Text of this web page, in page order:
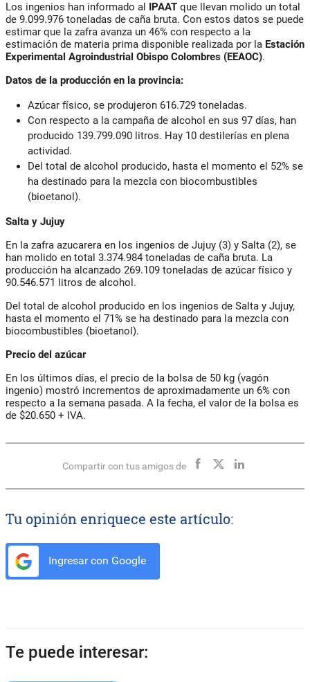
Los ingenios han informado al IPAAT que llevan molido un total
de 9.099.976 toneladas de caña bruta. Con estos datos se puede
estimar que la zafra avanza un 46% con respecto a la
estimación de materia prima disponible realizada por la Estación
Experimental Agroindustrial Obispo Colombres (EEAOC).
Datos de la producción en la provincia:
Azúcar físico, se produjeron 616.729 toneladas.
Con respecto a la campaña de alcohol en sus 97 días, han
producido 139.799.090 litros. Hay 10 destilerías en plena
actividad.
Del total de alcohol producido, hasta el momento el 52% se
ha destinado para la mezcla con biocombustibles
(bioetanol).
Salta y Jujuy
En la zafra azucarera en los ingenios de Jujuy (3) y Salta (2), se
han molido en total 3.374.984 toneladas de caña bruta. La
producción ha alcanzado 269.109 toneladas de azúcar físico y
90.546.571 litros de alcohol.
Del total de alcohol producido en los ingenios de Salta y Jujuy,
hasta el momento el 71% se ha destinado para la mezcla con
biocombustibles (bioetanol).
Precio del azúcar
En los últimos días, el precio de la bolsa de 50 kg (vagón
ingenio) mostró incrementos de aproximadamente un 6% con
respecto a la semana pasada. A la fecha, el valor de la bolsa es
de $20.650 + IVA.
Compartir con tus amigos de
Tu opinión enriquece este artículo:
Ingresar con Google
Te puede interesar: